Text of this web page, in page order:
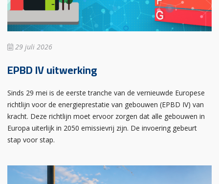
29 juli 2026
EPBD IV uitwerking
Sinds 29 mei is de eerste tranche van de vernieuwde Europese
richtlijn voor de energieprestatie van gebouwen (EPBD IV) van
kracht. Deze richtlijn moet ervoor zorgen dat alle gebouwen in
Europa uiterlijk in 2050 emissievrij zijn. De invoering gebeurt
stap voor stap.